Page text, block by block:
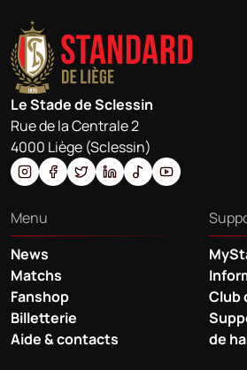
Le Stade de Sclessin
Rue de la Centrale 2
4000 Liège (Sclessin)
Menu
News
Matchs
Fanshop
Billetterie
Aide & contacts
Club
de